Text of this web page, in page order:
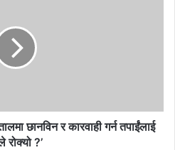
छानविन र कारवाही गर्न तपाईंलाई
?’